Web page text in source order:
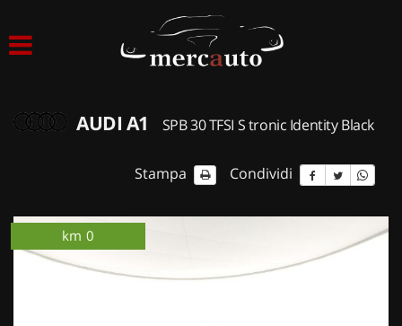
ACQUISTIAMO USATO
NOLEGGIO AUTO
AUDI A1 SPB 30 TFSI S tronic Identity Black
Stampa Condividi
km 0 km 0